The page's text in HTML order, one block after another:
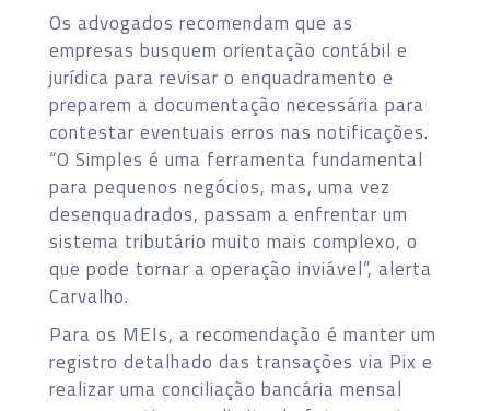
Os advogados recomendam que as
empresas busquem orientação contábil e
jurídica para revisar o enquadramento e
preparem a documentação necessária para
contestar eventuais erros nas notificações.
“O Simples é uma ferramenta fundamental
para pequenos negócios, mas, uma vez
desenquadrados, passam a enfrentar um
sistema tributário muito mais complexo, o
que pode tornar a operação inviável”, alerta
Carvalho.
Para os MEIs, a recomendação é manter um
registro detalhado das transações via Pix e
realizar uma conciliação bancária mensal